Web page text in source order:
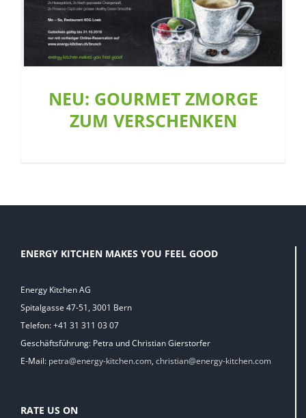
NEU: GOURMET ZMORGE
ZUM VERSCHENKEN
ENERGY KITCHEN MAKES YOU FEEL GOOD
Energy Kitchen AG
Spitalgasse 47-51, 3001 Bern
Telefon: +41 31 311 03 07
Geschäftsführung: Petra und Christian Gierstorfer
E-Mail: petra@energy-kitchen.com, christian@energy-kitchen.com
RATE US ON